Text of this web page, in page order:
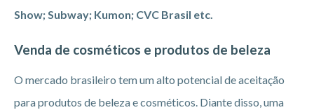
Show; Subway; Kumon; CVC Brasil etc.
Venda de cosméticos e produtos de beleza
O mercado brasileiro tem um alto potencial de aceitação
para produtos de beleza e cosméticos. Diante disso, uma